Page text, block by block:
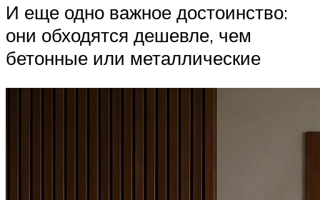
И еще одно важное достоинство:
они обходятся дешевле, чем
бетонные или металлические